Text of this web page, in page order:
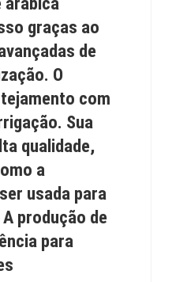
graças ao
de
O
com
Sua
qualidade,
a
usada para
produção de
para